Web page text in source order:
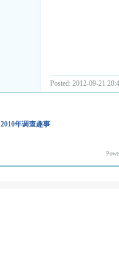
Posted: 2012-09-21
2010年调查趣事